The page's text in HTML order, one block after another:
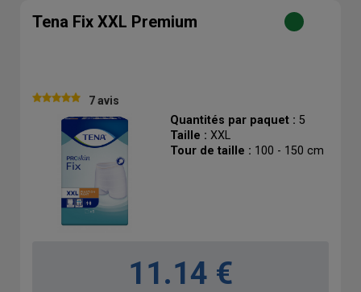
Tena Fix XXL Premium
7 avis
Quantités par paquet : 5
Taille : XXL
Tour de taille : 100 - 150 cm
11.14 €